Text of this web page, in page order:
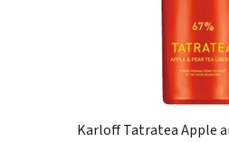
Karloff Tatratea Apple